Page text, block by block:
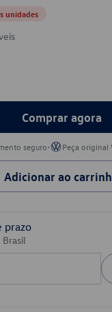
unidades
Comprar agora
seguro• Peça original
Adicionar ao
prazo